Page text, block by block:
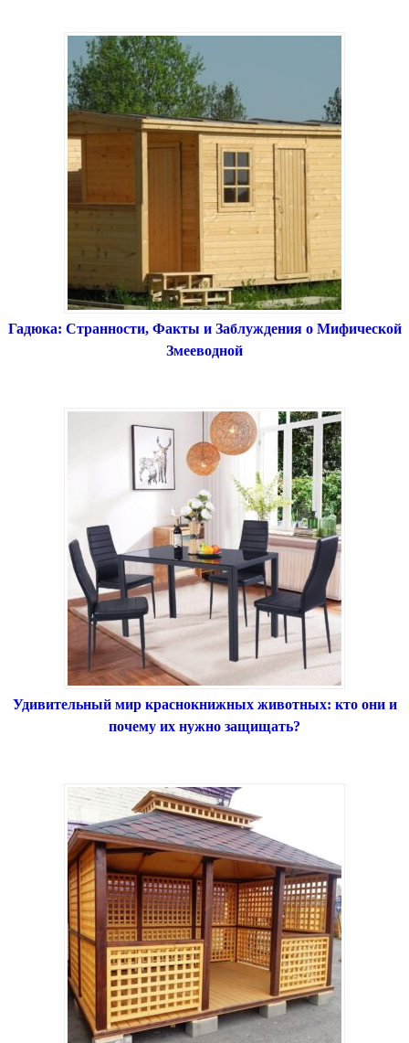
Гадюка: Странности, Факты и Заблуждения о Мифической
Змееводной
Удивительный мир краснокнижных животных: кто они и
почему их нужно защищать?